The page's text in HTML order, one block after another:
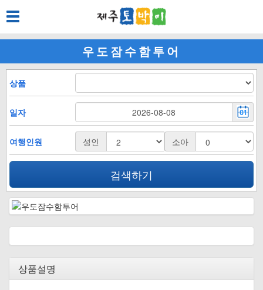
Toggle
우도잠수함투어
상품
일자
여행인원 성인 소아
검색하기
상품설명